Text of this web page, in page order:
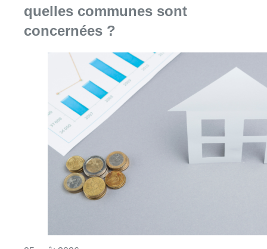
quelles communes sont
concernées ?